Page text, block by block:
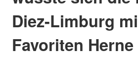
Diez-Limburg
Favoriten